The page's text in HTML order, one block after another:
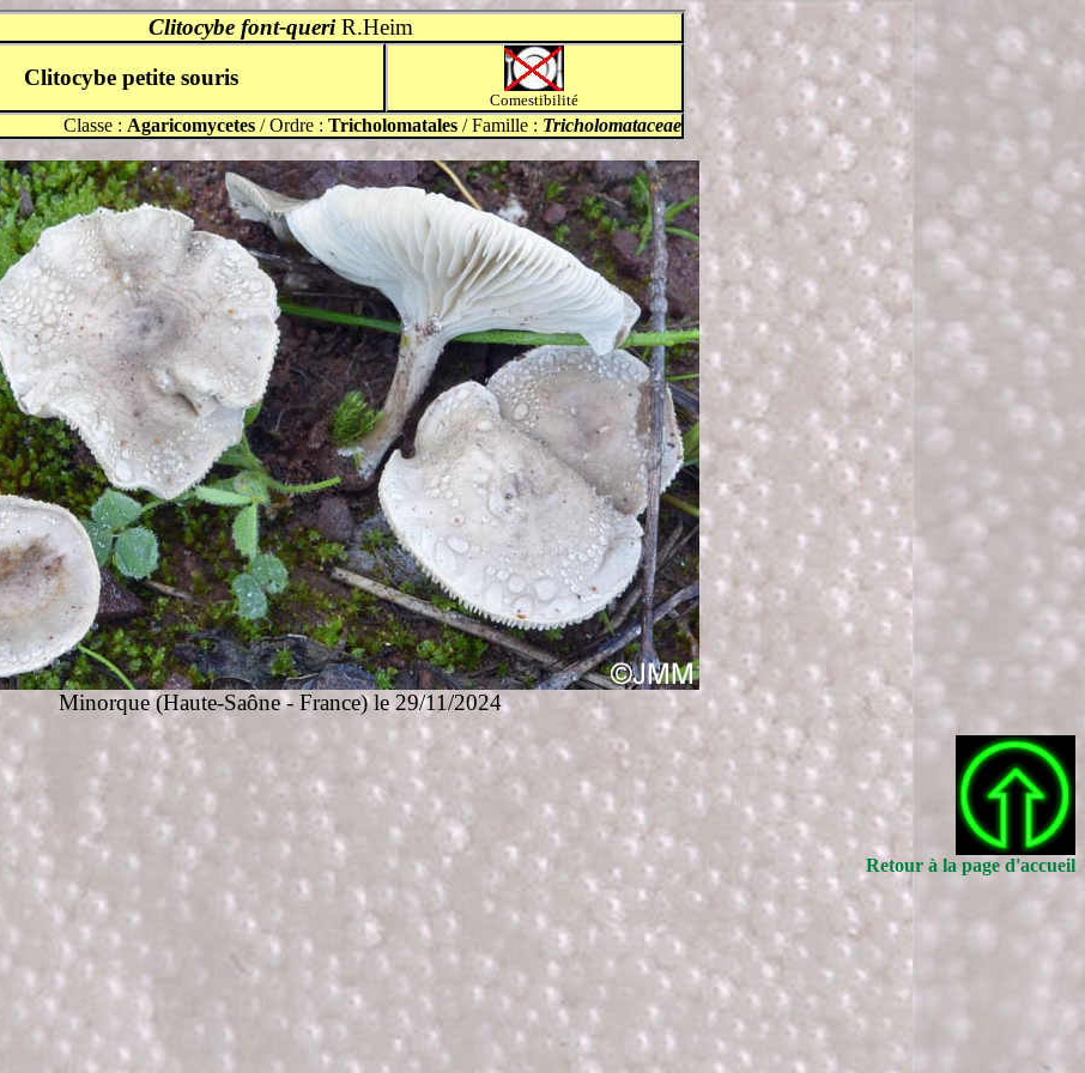
Clitocybe font-queri R.Heim
Clitocybe petite souris
Comestibilité
Classe : Agaricomycetes/ Ordre : Tricholomatales/ Famille : Tricholomataceae
Minorque (Haute-Saône - France) le 29/11/2024
Retour à la page d'accueil